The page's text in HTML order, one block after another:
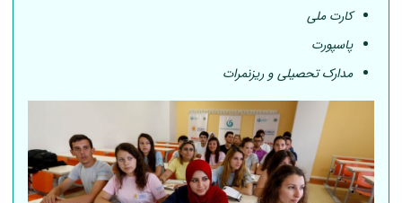
کارت ملی
پاسپورت
مدارک تحصیلی و ریزنمرات